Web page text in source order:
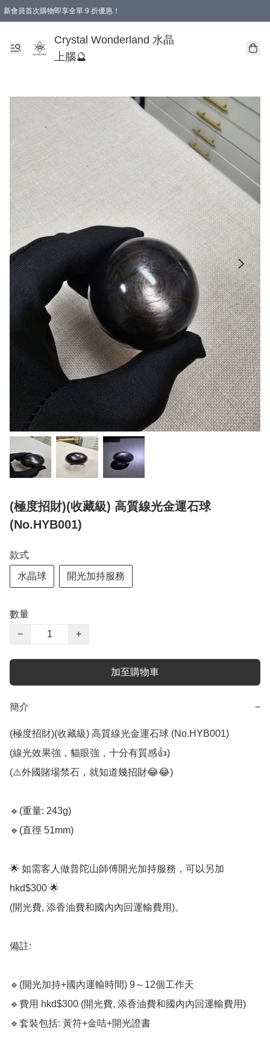
新會員首次購物即享全單 9 折優惠！
Crystal Wonderland 水晶
上腦🔮
(極度招財)(收藏級) 高質線光金運石球
(No.HYB001)
款式
水晶球 開光加持服務
數量
−
+
加至購物車
簡介 −
(極度招財)(收藏級) 高質線光金運石球 (No.HYB001)
(線光效果強，貓眼強，十分有質感👍)
(⚠️外國賭場禁石，就知道幾招財😂😂)
🔹️(重量: 243g)
🔹️(直徑 51mm)
🌟 如需客人做普陀山師傅開光加持服務，可以另加
hkd$300 🌟
(開光費, 添香油費和國內內回運輸費用)。
備註:
🔹️(開光加持+國內運輸時間) 9～12個工作天
🔹️費用 hkd$300 (開光費, 添香油費和國內內回運輸費用)
🔹️套裝包括: 黃符+金咭+開光證書